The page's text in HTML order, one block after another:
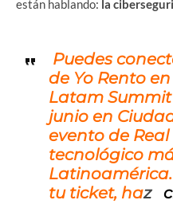
están hablando: la
Puedes
de Yo Rento
Latam Summit
junio en
evento de
tecnológico
Latinoamérica.
tu ticket, haz